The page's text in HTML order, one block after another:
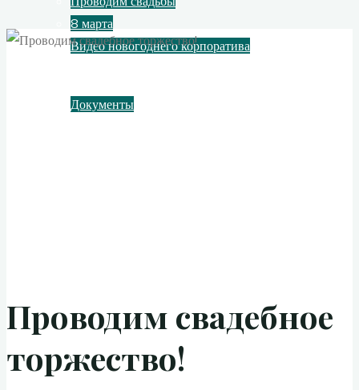
8 марта
Видео новогоднего корпоратива
Документы
Проводим свадебное
торжество!